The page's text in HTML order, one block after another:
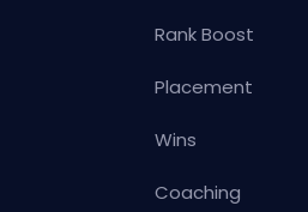
Rank Boost
Placement
Wins
Coaching